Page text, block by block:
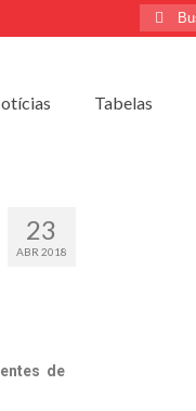
Tabelas
23
ABR 2018
de